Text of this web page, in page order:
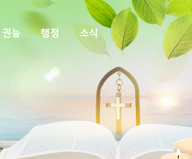
권능 행정 소식